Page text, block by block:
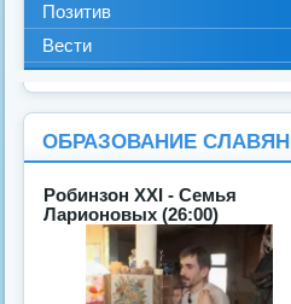
Позитив
Вести
ОБРАЗОВАНИЕ СЛАВЯН
Робинзон ХХI - Семья
Ларионовых (26:00)